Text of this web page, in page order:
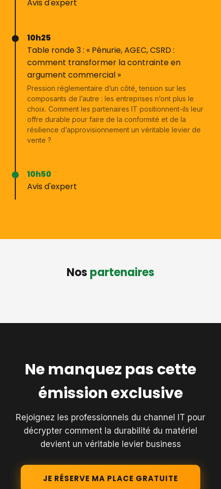
Avis d'expert
10h25
Table ronde 3 : « Pénurie, AGEC, CSRD :
comment transformer la contrainte en
argument commercial »
Pression réglementaire d’un côté, tension sur les
composants de l’autre : les entreprises n’ont plus le
choix. Comment les partenaires IT positionnent-ils leur
offre durable pour faire de la conformité et de la
résilience d’approvisionnement un véritable levier de
vente ?
10h50
Avis d'expert
Nos partenaires
Ne manquez pas cette
émission exclusive
Rejoignez les professionnels du channel IT pour
décrypter comment la durabilité du matériel
devient un véritable levier business
JE RÉSERVE MA PLACE GRATUITE